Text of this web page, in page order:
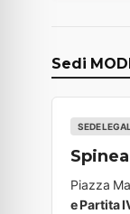
Sedi
SEDE
Spinea
Piazza
e Partita